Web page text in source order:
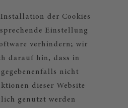
der Cookies
Einstellung
verhindern; wir
darauf hin, dass in
nicht
dieser Website
genutzt werden